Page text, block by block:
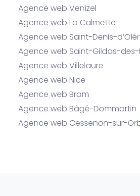
Agence web Venizel
Agence web La Calmette
Agence web Saint-Denis-
Agence web Saint-Gildas-des-
Agence web Villelaure
Agence web Nice
Agence web Bram
Agence web Bâgé-Dommartin
Agence web Cessenon-sur-